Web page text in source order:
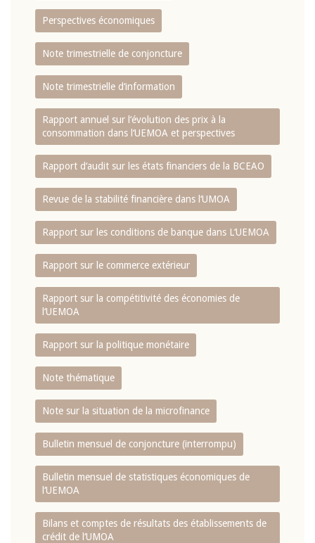
Perspectives économiques
Note trimestrielle de conjoncture
Note trimestrielle d‘information
Rapport annuel sur l‘évolution des prix à la
consommation dans l‘UEMOA et perspectives
Rapport d‘audit sur les états financiers de la BCEAO
Revue de la stabilité financière dans l‘UMOA
Rapport sur les conditions de banque dans L‘UEMOA
Rapport sur le commerce extérieur
Rapport sur la compétitivité des économies de
l‘UEMOA
Rapport sur la politique monétaire
Note thématique
Note sur la situation de la microfinance
Bulletin mensuel de conjoncture (interrompu)
Bulletin mensuel de statistiques économiques de
l‘UEMOA
Bilans et comptes de résultats des établissements de
crédit de l‘UMOA